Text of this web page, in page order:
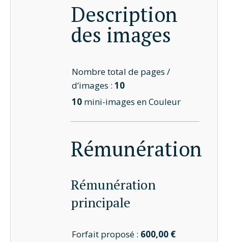
Description
des images
Nombre total de pages /
d’images :10
10 mini-images en Couleur
Rémunération
Rémunération
principale
Forfait proposé : 600,00 €